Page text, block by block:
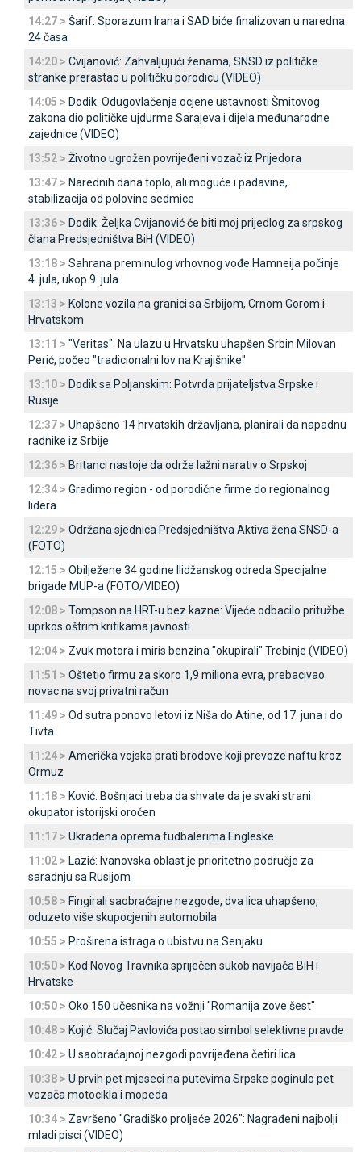
14:27 > Šarif: Sporazum Irana i SAD biće finalizovan u naredna
24 časa
14:20 > Cvijanović: Zahvaljujući ženama, SNSD iz političke
stranke prerastao u političku porodicu (VIDEO)
14:05 > Dodik: Odugovlačenje ocjene ustavnosti Šmitovog
zakona dio političke ujdurme Sarajeva i dijela međunarodne
zajednice (VIDEO)
13:52 > Životno ugrožen povrijeđeni vozač iz Prijedora
13:47 > Narednih dana toplo, ali moguće i padavine,
stabilizacija od polovine sedmice
13:36 > Dodik: Željka Cvijanović će biti moj prijedlog za srpskog
člana Predsjedništva BiH (VIDEO)
13:18 > Sahrana preminulog vrhovnog vođe Hamneija počinje
4. jula, ukop 9. jula
13:13 > Kolone vozila na granici sa Srbijom, Crnom Gorom i
Hrvatskom
13:11 > "Veritas": Na ulazu u Hrvatsku uhapšen Srbin Milovan
Perić, počeo "tradicionalni lov na Krajišnike"
13:10 > Dodik sa Poljanskim: Potvrda prijateljstva Srpske i
Rusije
12:37 > Uhapšeno 14 hrvatskih državljana, planirali da napadnu
radnike iz Srbije
12:36 > Britanci nastoje da održe lažni narativ o Srpskoj
12:34 > Gradimo region - od porodične firme do regionalnog
lidera
12:29 > Održana sjednica Predsjedništva Aktiva žena SNSD-a
(FOTO)
12:15 > Obilježene 34 godine Ilidžanskog odreda Specijalne
brigade MUP-a (FOTO/VIDEO)
12:08 > Tompson na HRT-u bez kazne: Vijeće odbacilo pritužbe
uprkos oštrim kritikama javnosti
12:04 > Zvuk motora i miris benzina "okupirali" Trebinje (VIDEO)
11:51 > Oštetio firmu za skoro 1,9 miliona evra, prebacivao
novac na svoj privatni račun
11:49 > Od sutra ponovo letovi iz Niša do Atine, od 17. juna i do
Tivta
11:24 > Američka vojska prati brodove koji prevoze naftu kroz
Ormuz
11:18 > Ković: Bošnjaci treba da shvate da je svaki strani
okupator istorijski oročen
11:17 > Ukradena oprema fudbalerima Engleske
11:02 > Lazić: Ivanovska oblast je prioritetno područje za
saradnju sa Rusijom
10:58 > Fingirali saobraćajne nezgode, dva lica uhapšeno,
oduzeto više skupocjenih automobila
10:55 > Proširena istraga o ubistvu na Senjaku
10:50 > Kod Novog Travnika spriječen sukob navijača BiH i
Hrvatske
10:50 > Oko 150 učesnika na vožnji "Romanija zove šest"
10:48 > Kojić: Slučaj Pavlovića postao simbol selektivne pravde
10:42 > U saobraćajnoj nezgodi povrijeđena četiri lica
10:38 > U prvih pet mjeseci na putevima Srpske poginulo pet
vozača motocikla i mopeda
10:34 > Završeno "Gradiško proljeće 2026": Nagrađeni najbolji
mladi pisci (VIDEO)